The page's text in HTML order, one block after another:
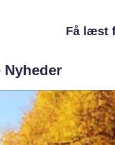
Få læst
Nyheder